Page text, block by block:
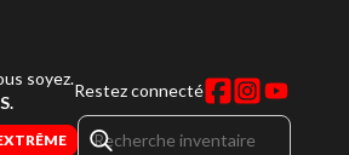
soyez.
Restez connecté